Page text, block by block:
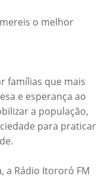
o melhor
famílias que mais
e esperança ao
a população,
para praticar
a Rádio Itororó FM